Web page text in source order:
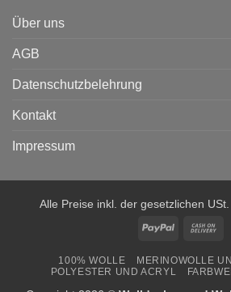
Über uns
AGB
Datenschutzbelehrung
Kontakt
Impressum
Alle Preise inkl. der gesetzlichen
PayPal
100% WOLLE
MERINOWOLLE
POLYESTER UND ACRYL